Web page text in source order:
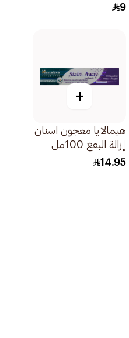
الطبيعية والريحان مع
9
+
هيمالايا معجون اسنان
إزالة البقع 100مل
14.95